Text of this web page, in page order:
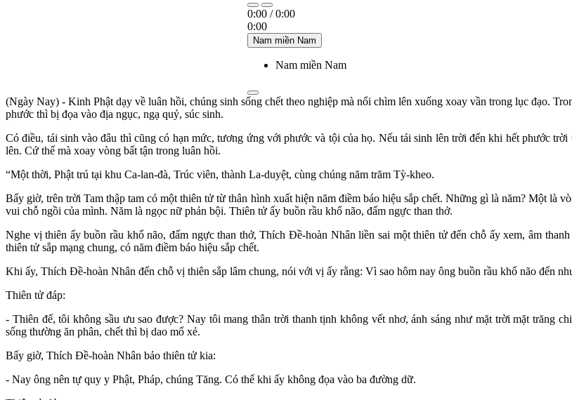
0:00 /0:00
0:00
Nam miền Nam
Nam miền Nam
(Ngày Nay) - Kinh Phật dạy về luân hồi, chúng sinh sống chết theo nghiệp mà nổi chìm lên xuống xoay vần trong lục đạo.
phước thì bị đọa vào địa ngục, ngạ quỷ, súc sinh.
Có điều, tái sinh vào đâu thì cũng có hạn mức, tương ứng với phước và tội của họ. Nếu tái sinh lên trời đến khi hết phước
lên. Cứ thế mà xoay vòng bất tận trong luân hồi.
“Một thời, Phật trú tại khu Ca-lan-đà, Trúc viên, thành La-duyệt, cùng chúng năm trăm Tỳ-kheo.
Bấy giờ, trên trời Tam thập tam có một thiên tử từ thân hình xuất hiện năm điềm báo hiệu sắp chết. Những gì là năm? Một là
vui chỗ ngồi của mình. Năm là ngọc nữ phản bội. Thiên tử ấy buồn rầu khổ não, đấm ngực than thở.
Nghe vị thiên ấy buồn rầu khổ não, đấm ngực than thở, Thích Đề-hoàn Nhân liền sai một thiên tử đến chỗ ấy xem, âm
thiên tử sắp mạng chung, có năm điềm báo hiệu sắp chết.
Khi ấy, Thích Đề-hoàn Nhân đến chỗ vị thiên sắp lâm chung, nói với vị ấy rằng: Vì sao hôm nay ông buồn rầu khổ não đến
Thiên tử đáp:
- Thiên đế, tôi không sầu ưu sao được? Nay tôi mang thân trời thanh tịnh không vết nhơ, ánh sáng như mặt trời mặt trăng
sống thường ăn phân, chết thì bị dao mổ xẻ.
Bấy giờ, Thích Đề-hoàn Nhân bảo thiên tử kia:
- Nay ông nên tự quy y Phật, Pháp, chúng Tăng. Có thể khi ấy không đọa vào ba đường dữ.